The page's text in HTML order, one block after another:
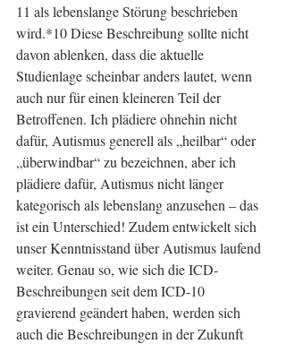
11 als lebenslange Störung beschrieben
wird.*10 Diese Beschreibung sollte nicht
davon ablenken, dass die aktuelle
Studienlage scheinbar anders lautet, wenn
auch nur für einen kleineren Teil der
Betroffenen. Ich plädiere ohnehin nicht
dafür, Autismus generell als „heilbar“ oder
„überwindbar“ zu bezeichnen, aber ich
plädiere dafür, Autismus nicht länger
kategorisch als lebenslang anzusehen – das
ist ein Unterschied! Zudem entwickelt sich
unser Kenntnisstand über Autismus laufend
weiter. Genau so, wie sich die ICD-
Beschreibungen seit dem ICD-10
gravierend geändert haben, werden sich
auch die Beschreibungen in der Zukunft